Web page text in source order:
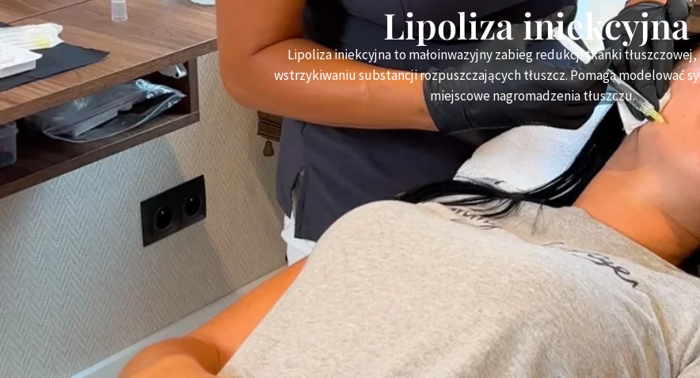
Lipoliza iniekcyjna
Lipoliza iniekcyjna to małoinwazyjny zabieg redukcji tkanki
wstrzykiwaniu substancji rozpuszczających tłuszcz. Pomaga modelować
miejscowe nagromadzenia tłuszczu.